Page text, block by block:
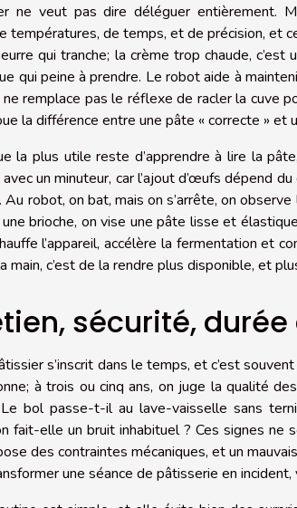
ne veut pas dire déléguer entièrement.
températures, de temps, et de précision, et
qui tranche; la crème trop chaude,
qui peine à prendre. Le robot aide à
remplace pas le réflexe de racler la cuve
la différence entre une pâte « correcte » et
la plus utile reste d’apprendre à lire la
un minuteur, car l’ajout d’œufs dépend
Au robot, on bat, mais on s’arrête, on
brioche, on vise une pâte lisse et
l’appareil, accélère la fermentation et
main, c’est de la rendre plus disponible, et
sécurité,
s’inscrit dans le temps, et c’est
à trois ou cinq ans, on juge la qualité
Le bol passe-t-il au lave-vaisselle sans
fait-elle un bruit inhabituel ? Ces signes
des contraintes mécaniques, et un
une séance de pâtisserie en incident,